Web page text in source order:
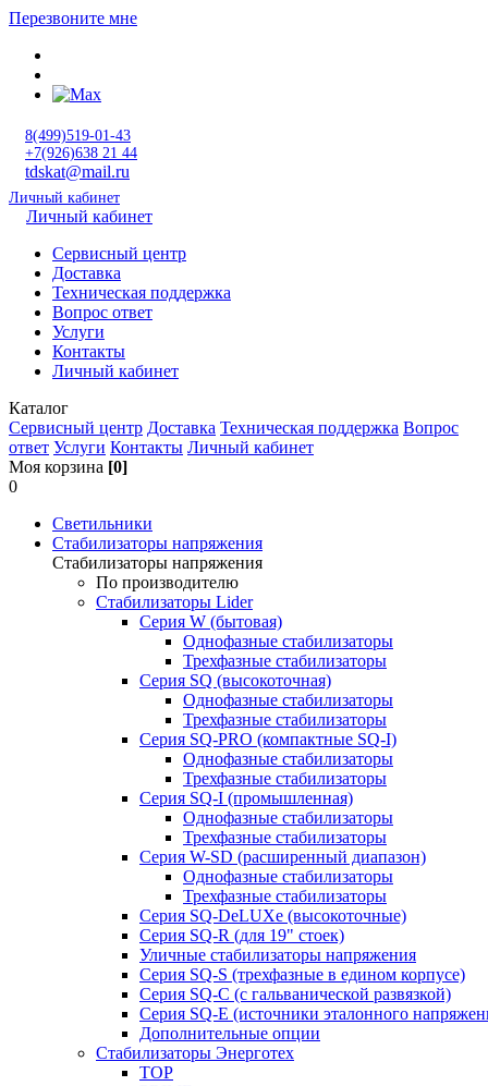
Перезвоните мне
8(499)519-01-43
+7(926)638 21 44
tdskat@mail.ru
Личный кабинет
Личный кабинет
Сервисный центр
Доставка
Техническая поддержка
Вопрос ответ
Услуги
Контакты
Личный кабинет
Каталог
Сервисный центр Доставка Техническая поддержка Вопрос
ответ Услуги Контакты Личный кабинет
Моя корзина [0]
0
Светильники
Стабилизаторы напряжения
Стабилизаторы напряжения
По производителю
Стабилизаторы Lider
Cерия W (бытовая)
Однофазные стабилизаторы
Трехфазные стабилизаторы
Серия SQ (высокоточная)
Однофазные стабилизаторы
Трехфазные стабилизаторы
Cерия SQ-PRO (компактные SQ-I)
Однофазные стабилизаторы
Трехфазные стабилизаторы
Серия SQ-I (промышленная)
Однофазные стабилизаторы
Трехфазные стабилизаторы
Серия W-SD (расширенный диапазон)
Однофазные стабилизаторы
Трехфазные стабилизаторы
Серия SQ-DeLUXe (высокоточные)
Серия SQ-R (для 19" стоек)
Уличные стабилизаторы напряжения
Серия SQ-S (трехфазные в едином корпусе)
Серия SQ-C (с гальванической развязкой)
Cерия SQ-E (источники эталонного
Дополнительные опции
Стабилизаторы Энерготех
TOP